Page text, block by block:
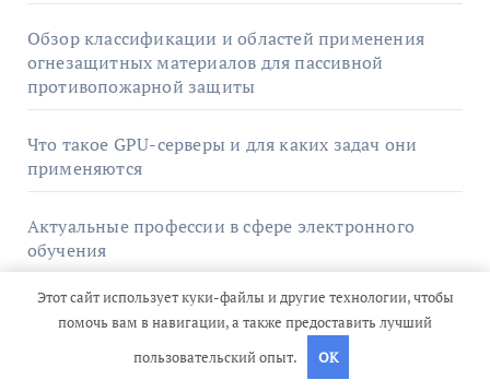
Обзор классификации и областей применения
огнезащитных материалов для пассивной
противопожарной защиты
Что такое GPU-серверы и для каких задач они
применяются
Актуальные профессии в сфере электронного
обучения
Двухкамерный электрокардиостимулятор с
поддержкой МРТ-протоколов и совместимыми
компонентами
Этот сайт использует куки-файлы и другие технологии, чтобы
помочь вам в навигации, а также предоставить лучший
пользовательский опыт.
OK